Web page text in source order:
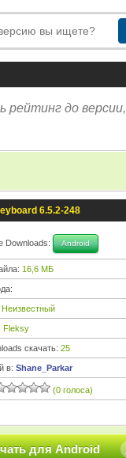
рейтинг до версии,
6.5.2-248
Downloads: Android
16,6 МБ
Неизвестный
Fleksy
скачать: 25
в: Shane_Parkar
(0 голоса)
для Android